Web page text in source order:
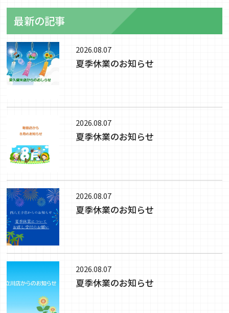
最新の記事
2026.08.07
夏季休業のお知らせ
2026.08.07
夏季休業のお知らせ
2026.08.07
夏季休業のお知らせ
2026.08.07
夏季休業のお知らせ